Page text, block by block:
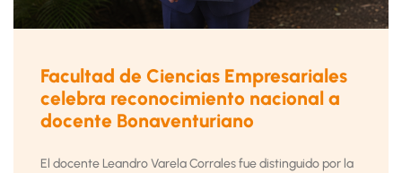
Facultad de Ciencias Empresariales
celebra reconocimiento nacional a
docente Bonaventuriano
El docente Leandro Varela Corrales fue distinguido por la